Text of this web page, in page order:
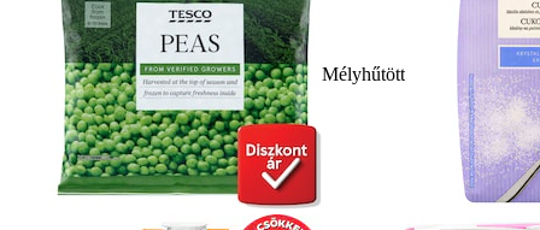
Mélyhűtött